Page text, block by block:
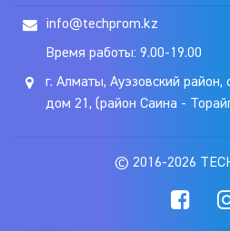
info@techprom.kz
Время работы: 9.00-19.00
г. Алматы, Ауэзовский
дом 21, (район Саина -
© 2016-2026